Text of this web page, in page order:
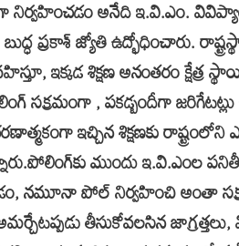
అనేది ఇ.వి.ఎం.
ప్రకాశ్ జ్యోతి ఉద్భోధించారు.
ఇక్కడ శిక్షణ అనంతరం
సక్రమంగా , పకడ్బందీగా
ఇచ్చిన శిక్షణకు
ముందు ఇ.వి.ఎంల
నమూనా పోల్ నిర్వహించి అంతా
తీసుకోవలసిన జాగ్రత్తలు,